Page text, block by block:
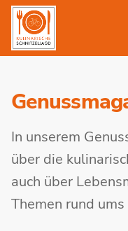
In unserem
über die
auch über
Themen rund